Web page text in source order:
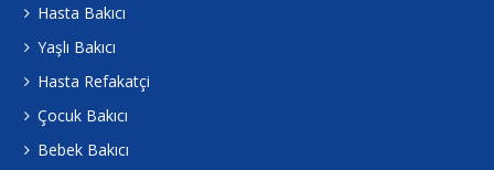
Hasta Bakıcı
Yaşlı Bakıcı
Hasta Refakatçi
Çocuk Bakıcı
Bebek Bakıcı